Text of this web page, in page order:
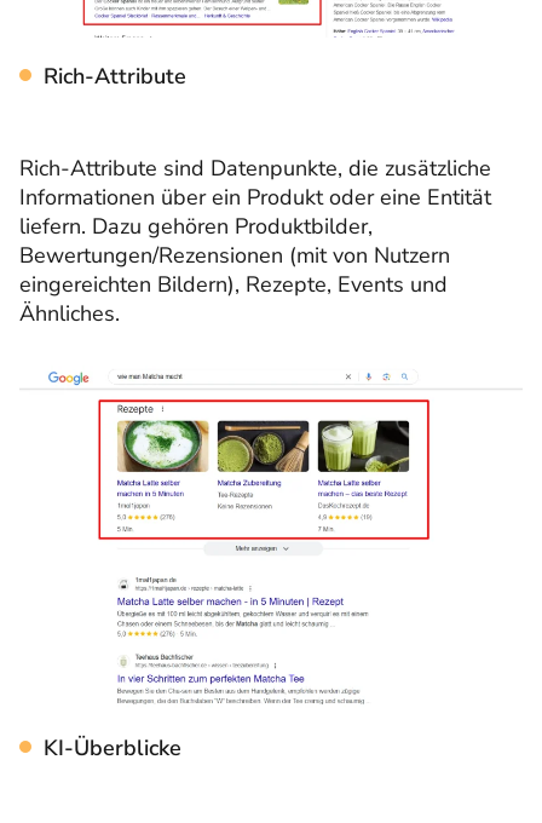
Rich-Attribute
Rich-Attribute sind Datenpunkte, die zusätzliche
Informationen über ein Produkt oder eine Entität
liefern. Dazu gehören Produktbilder,
Bewertungen/Rezensionen (mit von Nutzern
eingereichten Bildern), Rezepte, Events und
Ähnliches.
KI-Überblicke